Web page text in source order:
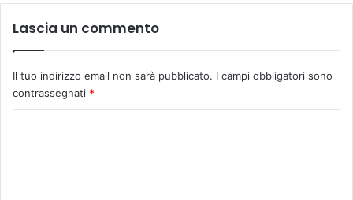
ELascia un commento
Il tuo indirizzo email non sarà pubblicato. I campi obbligatori sono
contrassegnati *